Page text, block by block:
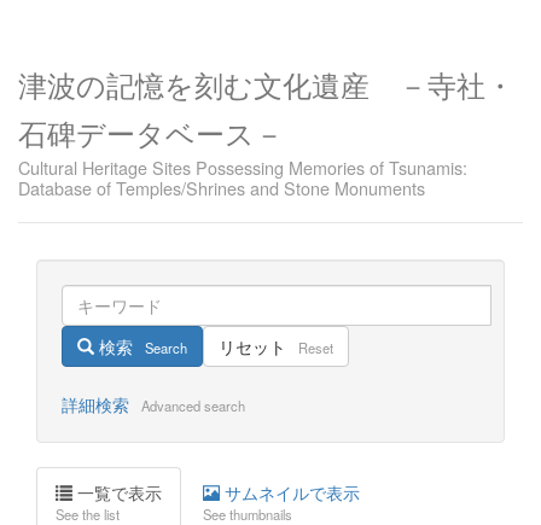
津波の記憶を刻む文化遺産 －寺社・
石碑データベース－
Cultural Heritage Sites Possessing Memories of Tsunamis:
Database of Temples/Shrines and Stone Monuments
検索 Search リセット Reset
詳細検索 Advanced search
一覧で表示
See the list
サムネイルで表示
See thumbnails